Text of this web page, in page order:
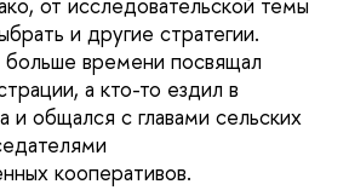
и другие стратегии.
времени посвящал
а кто-то ездил в
и общался с главами сельских
кооперативов.